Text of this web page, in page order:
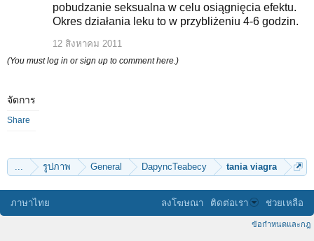
pobudzanie seksualna w celu osiągnięcia efektu.
Okres działania leku to w przybliżeniu 4-6 godzin.
12 สิงหาคม 2011
(You must log in or sign up to comment here.)
จัดการ
Share
... รูปภาพ General DapyncTeabecy tania viagra
ภาษาไทย ลงโฆษณา ติดต่อเรา ช่วยเหลือ
ข้อกำหนดและกฎ